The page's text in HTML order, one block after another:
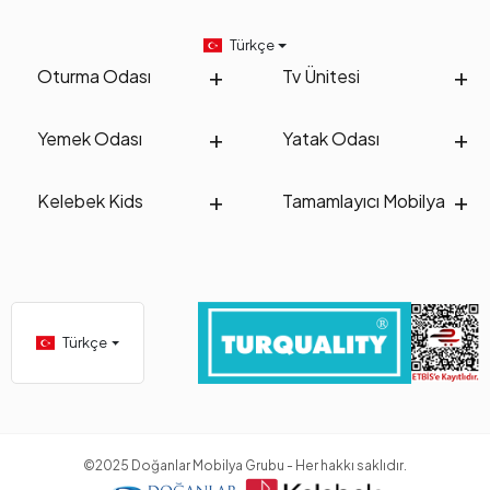
Ergonomik tasarımlar, dayanıklı malzemeler ve şık detaylarla öne
çıkan bu masalar, evden çalışmanın verimliliğini artırırken yaşam
konforlu hem de şık bir çalışma alanı oluşturun. Çalışma alanınızı
Oturma Odası Tv Ünitesi
Yemek Odası Yatak Odası
Kelebek Kids Tamamlayıcı Mobilya
Türkçe
Türkçe
©2025 Doğanlar Mobilya Grubu - Her hakkı saklıdır.